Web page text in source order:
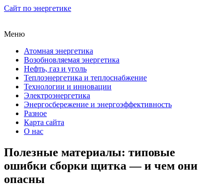
Сайт по энергетике
Меню
Атомная энергетика
Возобновляемая энергетика
Нефть, газ и уголь
Теплоэнергетика и теплоснабжение
Технологии и инновации
Электроэнергетика
Энергосбережение и энергоэффективность
Разное
Карта сайта
О нас
Полезные материалы: типовые
ошибки сборки щитка — и чем они
опасны